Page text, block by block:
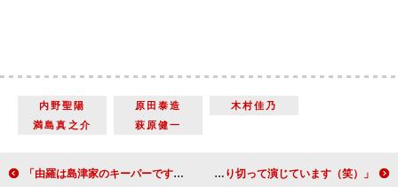
内野聖陽 原田泰造
木村佳乃
満島真之介
萩原健一
「由羅は島津家のキーパーです」小柳ルミ子（由羅）【「西郷どん」インタビュー】 「篤姫役の北川景子さんがとてもかれんなので、張り切って演じています（笑）」南野陽子（幾島）【「西郷どん」インタビュー】